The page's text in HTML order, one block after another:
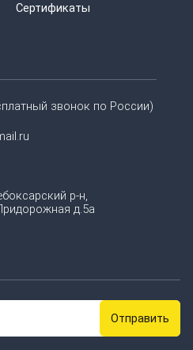
Сертификаты
звонок по России)
р-н,
д.5а